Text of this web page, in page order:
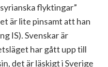
flyktingar”
är lite pinsamt att han
IS). Svenskar är
har gått upp till
det är läskigt i Sverige